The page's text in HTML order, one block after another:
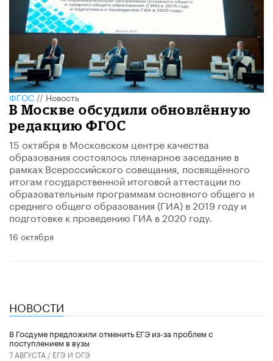
ФГОС//Новость
В Москве обсудили обновлённую
редакцию ФГОС
15 октября в Московском центре качества
образования состоялось пленарное заседание в
рамках Всероссийского совещания, посвящённого
итогам государственной итоговой аттестации по
образовательным программам основного общего и
среднего общего образования (ГИА) в 2019 году и
подготовке к проведению ГИА в 2020 году.
16 октября
НОВОСТИ
В Госдуме предложили отменить ЕГЭ из-за проблем с
поступлением в вузы
7 АВГУСТА / ЕГЭ И ОГЭ